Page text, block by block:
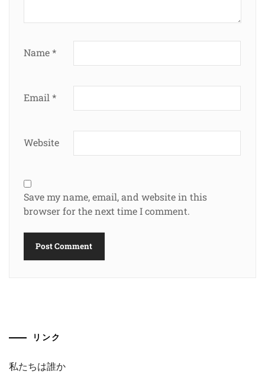
Name*
Email *
Website
Save my name, email, and website in this
browser for the next time I comment.
リンク
私たちは誰か